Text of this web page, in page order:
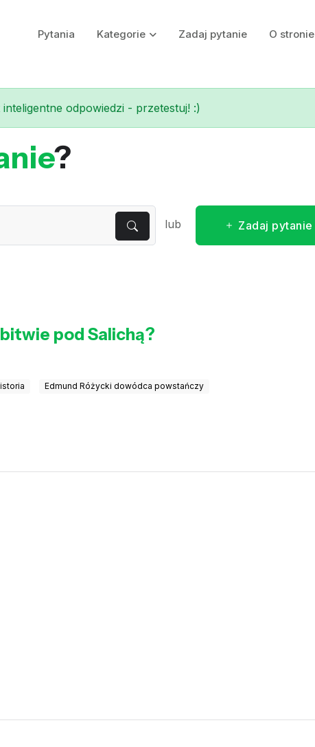
Pytania Kategorie Zadaj pytanie O stronie
odpowiedzi - przetestuj! :)
?
lub Zadaj pytanie
pod Salichą?
Edmund Różycki dowódca powstańczy